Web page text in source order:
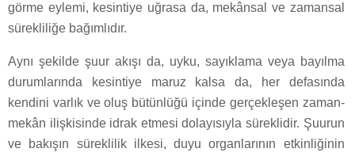
görme eylemi, kesintiye uğrasa da, mekânsal ve zamansal
sürekliliğe bağımlıdır.
Aynı şekilde şuur akışı da, uyku, sayıklama veya bayılma
durumlarında kesintiye maruz kalsa da, her defasında
kendini varlık ve oluş bütünlüğü içinde gerçekleşen zaman-
mekân ilişkisinde idrak etmesi dolayısıyla süreklidir. Şuurun
ve bakışın süreklilik ilkesi, duyu organlarının etkinliğinin